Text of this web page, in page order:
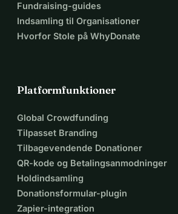
Fundraising-guides
Indsamling til Organisationer
Hvorfor Stole på WhyDonate
Platformfunktioner
Global Crowdfunding
Tilpasset Branding
Tilbagevendende Donationer
QR-kode og Betalingsanmodninger
Holdindsamling
Donationsformular-plugin
Zapier-integration